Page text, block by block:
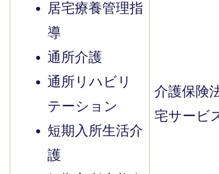
居宅療養管理指
導
通所介護
通所リハビリ
テーション
短期入所生活介
護
介護保険
宅サービ